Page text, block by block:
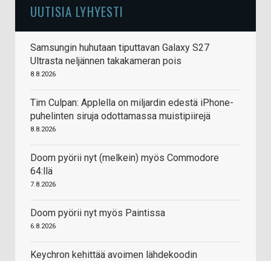
UUTISIA LYHYESTI
Samsungin huhutaan tiputtavan Galaxy S27
Ultrasta neljännen takakameran pois
8.8.2026
Tim Culpan: Applella on miljardin edestä iPhone-
puhelinten siruja odottamassa muistipiirejä
8.8.2026
Doom pyörii nyt (melkein) myös Commodore
64:llä
7.8.2026
Doom pyörii nyt myös Paintissa
6.8.2026
Keychron kehittää avoimen lähdekoodin